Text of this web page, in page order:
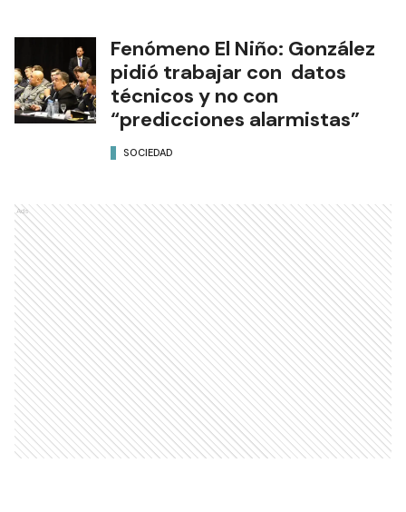
Fenómeno El Niño: González
pidió trabajar con datos
técnicos y no con
“predicciones alarmistas”
SOCIEDAD
Ads